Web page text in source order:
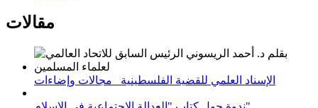
مقالات
الإسناد العلمي للقضية الفلسطينية_ مجالات وإضاءات